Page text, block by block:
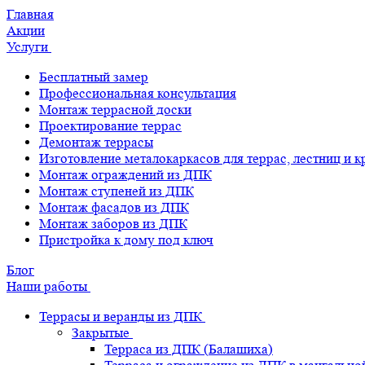
Главная
Акции
Услуги
Бесплатный замер
Профессиональная консультация
Монтаж террасной доски
Проектирование террас
Демонтаж террасы
Изготовление металокаркасов для террас, лестниц и
Монтаж ограждений из ДПК
Монтаж ступеней из ДПК
Монтаж фасадов из ДПК
Монтаж заборов из ДПК
Пристройка к дому под ключ
Блог
Наши работы
Террасы и веранды из ДПК
Закрытые
Терраса из ДПК (Балашиха)